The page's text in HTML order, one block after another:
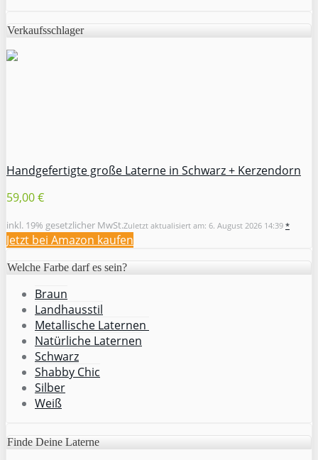
Verkaufsschlager
Handgefertigte große Laterne in Schwarz + Kerzendorn
59,00 €
inkl. 19% gesetzlicher MwSt.Zuletzt aktualisiert am: 6. August 2026 14:39 *
Jetzt bei Amazon kaufen
Welche Farbe darf es sein?
Braun
Landhausstil
Metallische Laternen
Natürliche Laternen
Schwarz
Shabby Chic
Silber
Weiß
Finde Deine Laterne